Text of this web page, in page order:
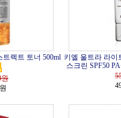
렉트 토너 500ml
원
키엘 울트라 라이
스크린 SPF50